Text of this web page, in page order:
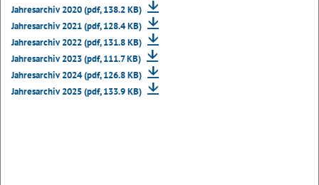
Jahresarchiv 2020 (pdf, 138.2 KB)
Jahresarchiv 2021 (pdf, 128.4 KB)
Jahresarchiv 2022 (pdf, 131.8 KB)
Jahresarchiv 2023 (pdf, 111.7 KB)
Jahresarchiv 2024 (pdf, 126.8 KB)
Jahresarchiv 2025 (pdf, 133.9 KB)